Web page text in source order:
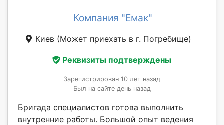
Компания "Емак"
Киев (Может приехать в г. Погребище)
Реквизиты подтверждены
Зарегистрирован 10 лет назад
Был на сайте день назад
Бригада специалистов готова выполнить
внутренние работы. Большой опыт ведения